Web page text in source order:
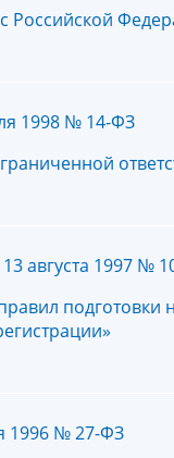
Российской
1998 № 14-ФЗ
августа 1997 №
подготовки
1996 № 27-ФЗ